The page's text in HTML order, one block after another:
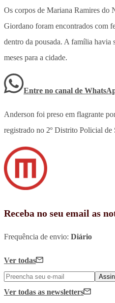
Os corpos de Mariana Ramires do
Giordano foram encontrados com
dentro da pousada. A família havia
meses para a cidade.
Entre no canal de
Anderson foi preso em flagrante
registrado no 2º Distrito Policial de
Receba no seu email as
Frequência de envio: Diário
Ver todas
Ver todas as newsletters